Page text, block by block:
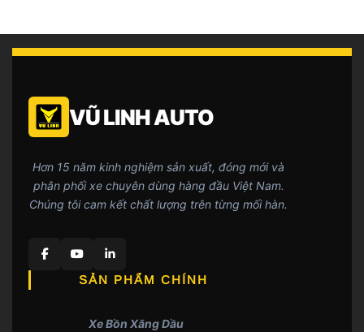
VŨ LINH AUTO
Hơn 15 năm kinh nghiệm sản xuất, đóng mới và
phân phối xe chuyên dùng hàng đầu Việt Nam.
Chúng tôi cam kết chất lượng trên từng mối hàn.
SẢN PHẨM CHÍNH
Xe Bồn Xăng Dầu